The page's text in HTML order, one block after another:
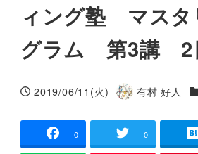
ィング塾 マスタ
グラム 第3講 2
投稿日
2019/06/11(火)
著
有村 好人
0 0